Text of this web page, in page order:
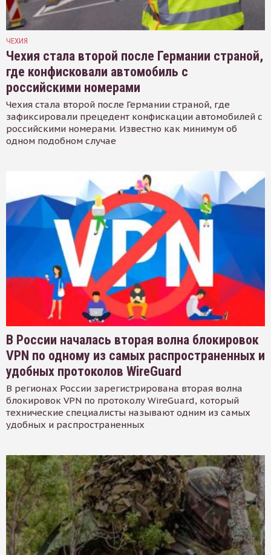
ЧЕХИЯ
Чехия стала второй после Германии страной,
где конфисковали автомобиль с
российскими номерами
Чехия стала второй после Германии страной, где
зафиксировали прецедент конфискации автомобилей с
российскими номерами. Известно как минимум об
одном подобном случае
В России началась вторая волна блокировок
VPN по одному из самых распространенных и
удобных протоколов WireGuard
В регионах России зарегистрирована вторая волна
блокировок VPN по протоколу WireGuard, который
технические специалисты называют одним из самых
удобных и распространенных